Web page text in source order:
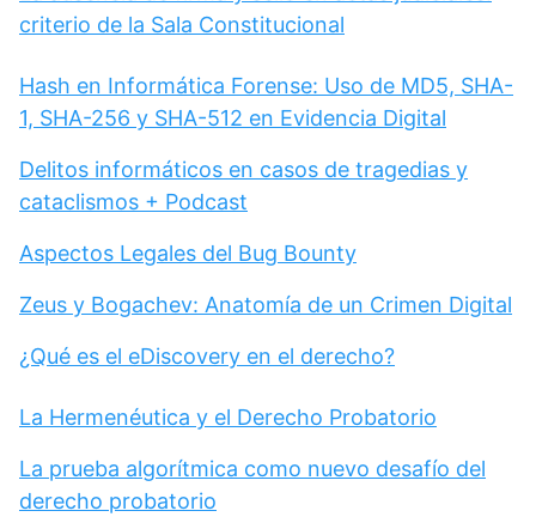
criterio de la Sala Constitucional
Hash en Informática Forense: Uso de MD5, SHA-
1, SHA-256 y SHA-512 en Evidencia Digital
Delitos informáticos en casos de tragedias y
cataclismos + Podcast
Aspectos Legales del Bug Bounty
Zeus y Bogachev: Anatomía de un Crimen Digital
¿Qué es el eDiscovery en el derecho?
La Hermenéutica y el Derecho Probatorio
La prueba algorítmica como nuevo desafío del
derecho probatorio